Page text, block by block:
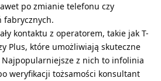
po zmianie telefonu czy
fabrycznych.
kontaktu z operatorem, takie jak T-
Plus, które umożliwiają skuteczne
Najpopularniejsze z nich to infolinia
weryfikacji tożsamości konsultant